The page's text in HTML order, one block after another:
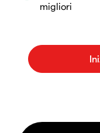
migliori